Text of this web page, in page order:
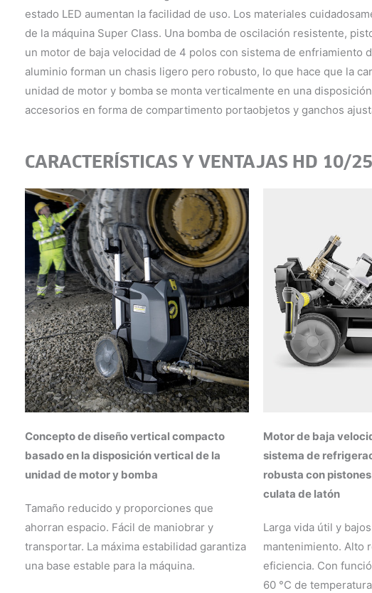
estado LED aumentan la facilidad de uso. Los materiales
de la máquina Super Class. Una bomba de oscilación resistente,
un motor de baja velocidad de 4 polos con sistema de
aluminio forman un chasis ligero pero robusto, lo que hace que la
unidad de motor y bomba se monta verticalmente en una
accesorios en forma de compartimento portaobjetos y ganchos
CARACTERÍSTICAS Y VENTAJAS HD 10/25
Concepto de diseño vertical compacto
basado en la disposición vertical de la
unidad de motor y bomba
Tamaño reducido y proporciones que
ahorran espacio. Fácil de maniobrar y
transportar. La máxima estabilidad garantiza
una base estable para la máquina.
Motor de baja
sistema de
robusta con
culata de latón
Larga vida útil y
mantenimiento. Alto
eficiencia. Con
60 °C de